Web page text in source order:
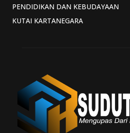
PENDIDIKAN DAN KEBUDAYAAN
KUTAI KARTANEGARA